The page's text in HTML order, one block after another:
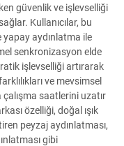
güvenlik ve işlevselliği
Kullanıcılar, bu
yapay aydınlatma ile
senkronizasyon elde
işlevselliği artırarak
ve mevsimsel
saatlerini uzatır
özelliği, doğal ışık
peyzaj aydınlatması,
gibi